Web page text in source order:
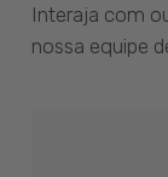
Interaja com
nossa equipe